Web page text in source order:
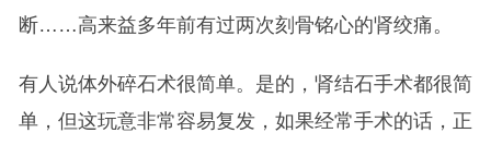
断……高来益多年前有过两次刻骨铭心的肾绞痛。
有人说体外碎石术很简单。是的，肾结石手术都很简
单，但这玩意非常容易复发，如果经常手术的话，正